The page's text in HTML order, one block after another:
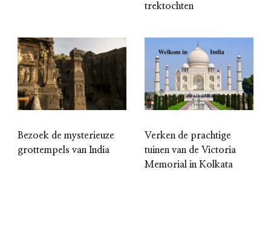
trektochten
Bezoek de mysterieuze
grottempels van India
Verken de prachtige
tuinen van de Victoria
Memorial in Kolkata